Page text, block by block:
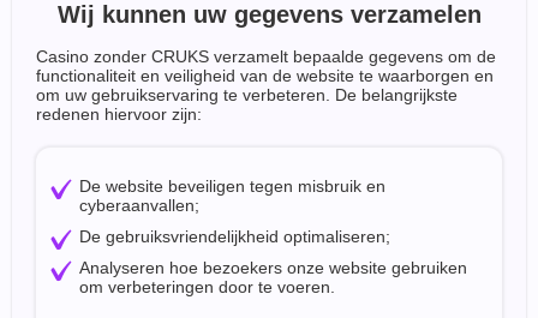
Wij kunnen uw gegevens verzamelen
Casino zonder CRUKS verzamelt bepaalde gegevens om de
functionaliteit en veiligheid van de website te waarborgen en
om uw gebruikservaring te verbeteren. De belangrijkste
redenen hiervoor zijn:
De website beveiligen tegen misbruik en
cyberaanvallen;
De gebruiksvriendelijkheid optimaliseren;
Analyseren hoe bezoekers onze website gebruiken
om verbeteringen door te voeren.